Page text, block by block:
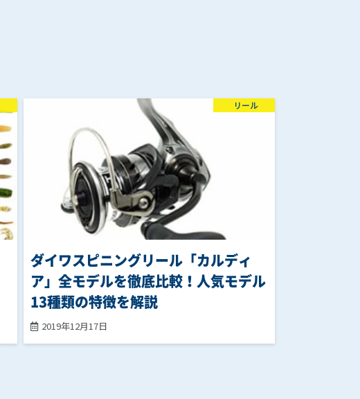
ダイワスピニングリール「カルディ
ア」全モデルを徹底比較！人気モデル
13種類の特徴を解説
2019年12月17日
リール